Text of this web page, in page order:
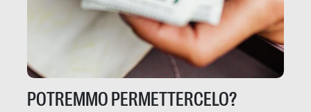
POTREMMO PERMETTERCELO?